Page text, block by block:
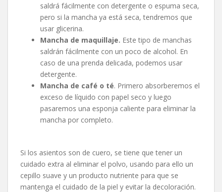
saldrá fácilmente con detergente o espuma seca,
pero si la mancha ya está seca, tendremos que
usar glicerina.
Mancha de maquillaje. Este tipo de manchas
saldrán fácilmente con un poco de alcohol. En
caso de una prenda delicada, podemos usar
detergente.
Mancha de café o té. Primero absorberemos el
exceso de líquido con papel seco y luego
pasaremos una esponja caliente para eliminar la
mancha por completo.
Si los asientos son de cuero, se tiene que tener un
cuidado extra al eliminar el polvo, usando para ello un
cepillo suave y un producto nutriente para que se
mantenga el cuidado de la piel y evitar la decoloración.